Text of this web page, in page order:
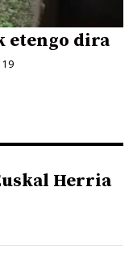
etengo dira
19
Herria